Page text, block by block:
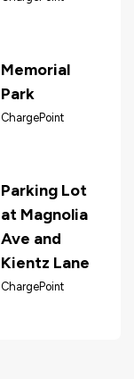
Memorial
Park
ChargePoint
Parking Lot
at Magnolia
Ave and
Kientz Lane
ChargePoint